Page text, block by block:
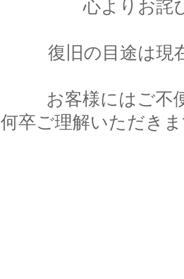
心よりお詫
復旧の目途は現
お客様にはご不
何卒ご理解いただき